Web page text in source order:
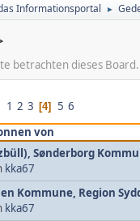
Informationsportal ►
betrachten dieses Board.
1 2 3 4 5 6
von
Sønderborg
kka67
Kommune, Region
kka67